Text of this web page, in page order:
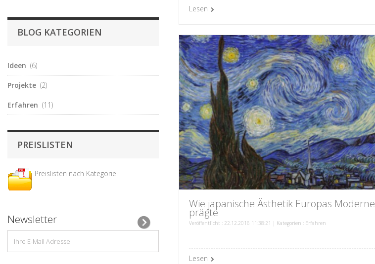
BLOG KATEGORIEN
Ideen (6)
Projekte (2)
Erfahren (11)
PREISLISTEN
Preislisten nach Kategorie
Newsletter
Lesen
Wie japanische Ästhetik Europas Moderne
prägte
Veröffentlicht : 22.12.2016 11:38:21 | Kategorien : Erfahren
Lesen